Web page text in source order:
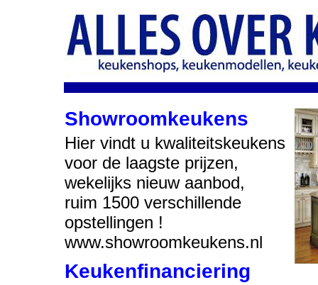
Showroomkeukens
Hier vindt u kwaliteitskeukens
voor de laagste prijzen,
wekelijks nieuw aanbod,
ruim 1500 verschillende
opstellingen !
www.showroomkeukens.nl
Keukenfinanciering